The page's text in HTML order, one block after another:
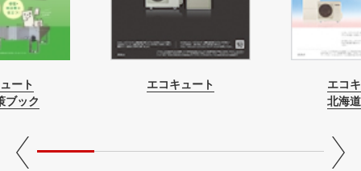
ート
ブック
エコキュート
エコ
北海